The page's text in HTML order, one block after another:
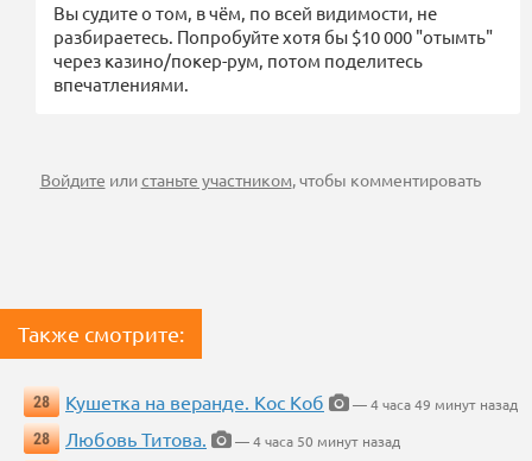
Вы судите о том, в чём, по всей видимости, не
разбираетесь. Попробуйте хотя бы $10 000 "отымть"
через казино/покер-рум, потом поделитесь
впечатлениями.
Войдите илистаньте участником, чтобы комментировать
Также смотрите:
28 Кушетка на веранде. Кос Коб
— 4 часа 49 минут назад
28
Любовь Титова.
— 4 часа 50 минут назад